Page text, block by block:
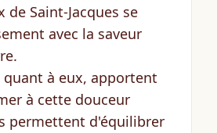
de Saint-Jacques se
avec la saveur
quant à eux, apportent
à cette douceur
permettent d'équilibrer